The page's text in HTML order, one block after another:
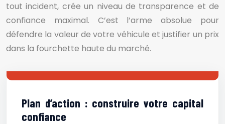
tout incident, crée un niveau de transparence et de
confiance maximal. C’est l’arme absolue pour
défendre la valeur de votre véhicule et justifier un prix
dans la fourchette haute du marché.
Plan d’action : construire votre capital
confiance